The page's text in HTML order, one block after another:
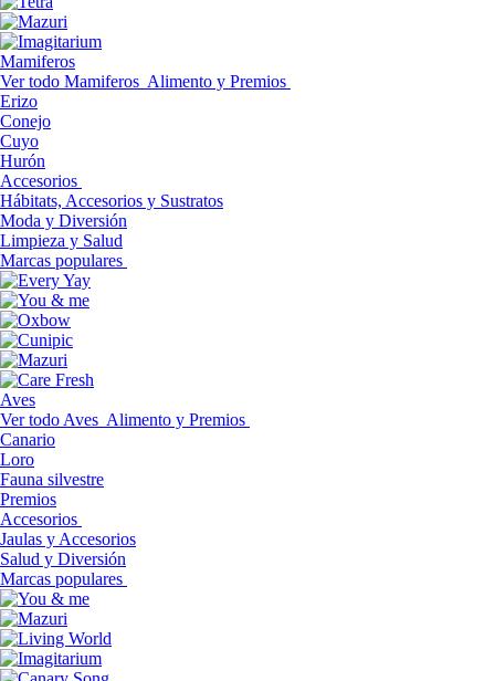
Mamiferos
Ver todo Mamiferos Alimento y Premios
Erizo
Conejo
Cuyo
Hurón
Accesorios
Hábitats, Accesorios y Sustratos
Moda y Diversión
Limpieza y Salud
Marcas populares
Aves
Ver todo Aves Alimento y Premios
Canario
Loro
Fauna silvestre
Premios
Accesorios
Jaulas y Accesorios
Salud y Diversión
Marcas populares